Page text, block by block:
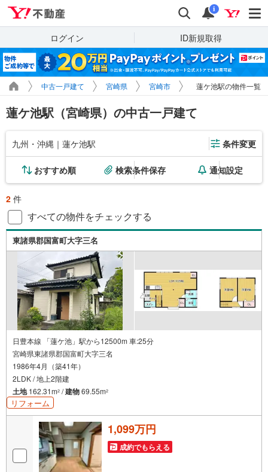
検索 通知
i
ログイン ID新規取得
中古一戸建て 宮崎県 宮崎市 蓮ケ池駅の物件一覧
蓮ケ池駅（宮崎県）の中古一戸建て
九州・沖縄｜蓮ケ池駅 条件変更
おすすめ順 検索条件保存 通知設定
2 件
すべての物件をチェックする
東諸県郡国富町大字三名
日豊本線 「蓮ケ池」駅から12500m 車:25分
宮崎県東諸県郡国富町大字三名
1986年4月（築41年）
2LDK / 地上2階建
土地162.31m2 /建物69.55m2
リフォーム
1,099万円
成約でもらえる